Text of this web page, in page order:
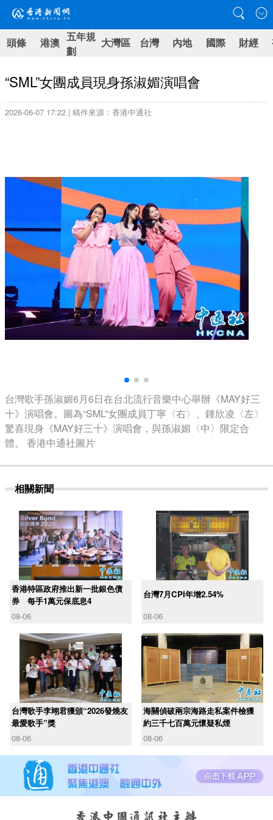
頭條 港澳 五年規
劃
大灣區 台灣 內地 國際 財經
“SML”女團成員現身孫淑媚演唱會
2026-06-07 17:22 | 稿件來源：香港中通社
台灣歌手孫淑媚6月6日在台北流行音樂中心舉辦《MAY好三
十》演唱會。圖為“SML”女團成員丁寧〈右〉、鍾欣凌〈左〉
驚喜現身《MAY好三十》演唱會，與孫淑媚〈中〉限定合
體。 香港中通社圖片
相關新聞
香港特區政府推出新一批銀色債
券 每手1萬元保底息4
08-06
台灣7月CPI年增2.54%
08-06
台灣歌手李翊君獲頒“2026發燒友
最愛歌手”獎
08-06
海關偵破兩宗海路走私案件檢獲
約三千七百萬元懷疑私煙
08-06